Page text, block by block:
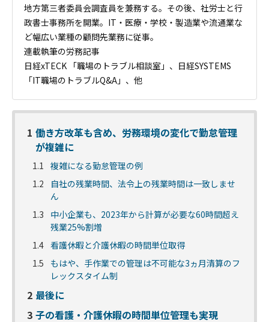
地方第三者委員会調査員を兼務する。その後、社労士と行
政書士事務所を開業。IT・医療・学校・製造業や流通業な
ど幅広い業種の顧問先業務に従事。
連載執筆の労務記事
日経xTECK 「職場のトラブル相談室」、日経SYSTEMS
「IT職場のトラブルQ&A」、他
1 働き方改革も含め、労務環境の変化で勤怠管理
が複雑に
1.1
複雑になる勤怠管理の例
1.2
自社の残業時間、法令上の残業時間は一致しませ
ん
1.3
中小企業も、2023年から計算が必要な60時間超え
残業25%割増
1.4 看護休暇と介護休暇の時間単位取得
1.5
もはや、手作業での管理は不可能な3ヵ月清算のフ
レックスタイム制
2 最後に
3 子の看護・介護休暇の時間単位管理も実現